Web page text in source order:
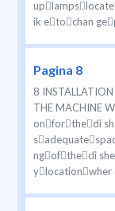
ik etochan
Pagina 8
8
THE MACHINE
onforthedi
ngofthedi
ylocationwher